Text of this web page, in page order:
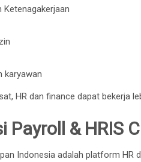
Ketenagakerjaan
karyawan
HR dan finance dapat bekerja
Payroll & HRIS
Indonesia adalah platform